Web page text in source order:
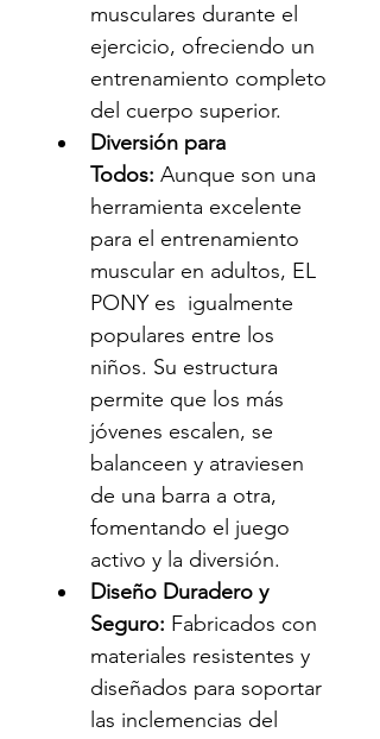
musculares durante el
ejercicio, ofreciendo un
entrenamiento completo
del cuerpo superior.
Diversión para
Todos: Aunque son una
herramienta excelente
para el entrenamiento
muscular en adultos, EL
PONY es  igualmente
populares entre los
niños. Su estructura
permite que los más
jóvenes escalen, se
balanceen y atraviesen
de una barra a otra,
fomentando el juego
activo y la diversión.
Diseño Duradero y
Seguro: Fabricados con
materiales resistentes y
diseñados para soportar
las inclemencias del